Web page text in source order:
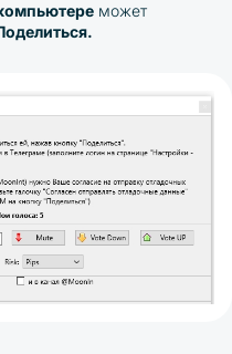
может
.